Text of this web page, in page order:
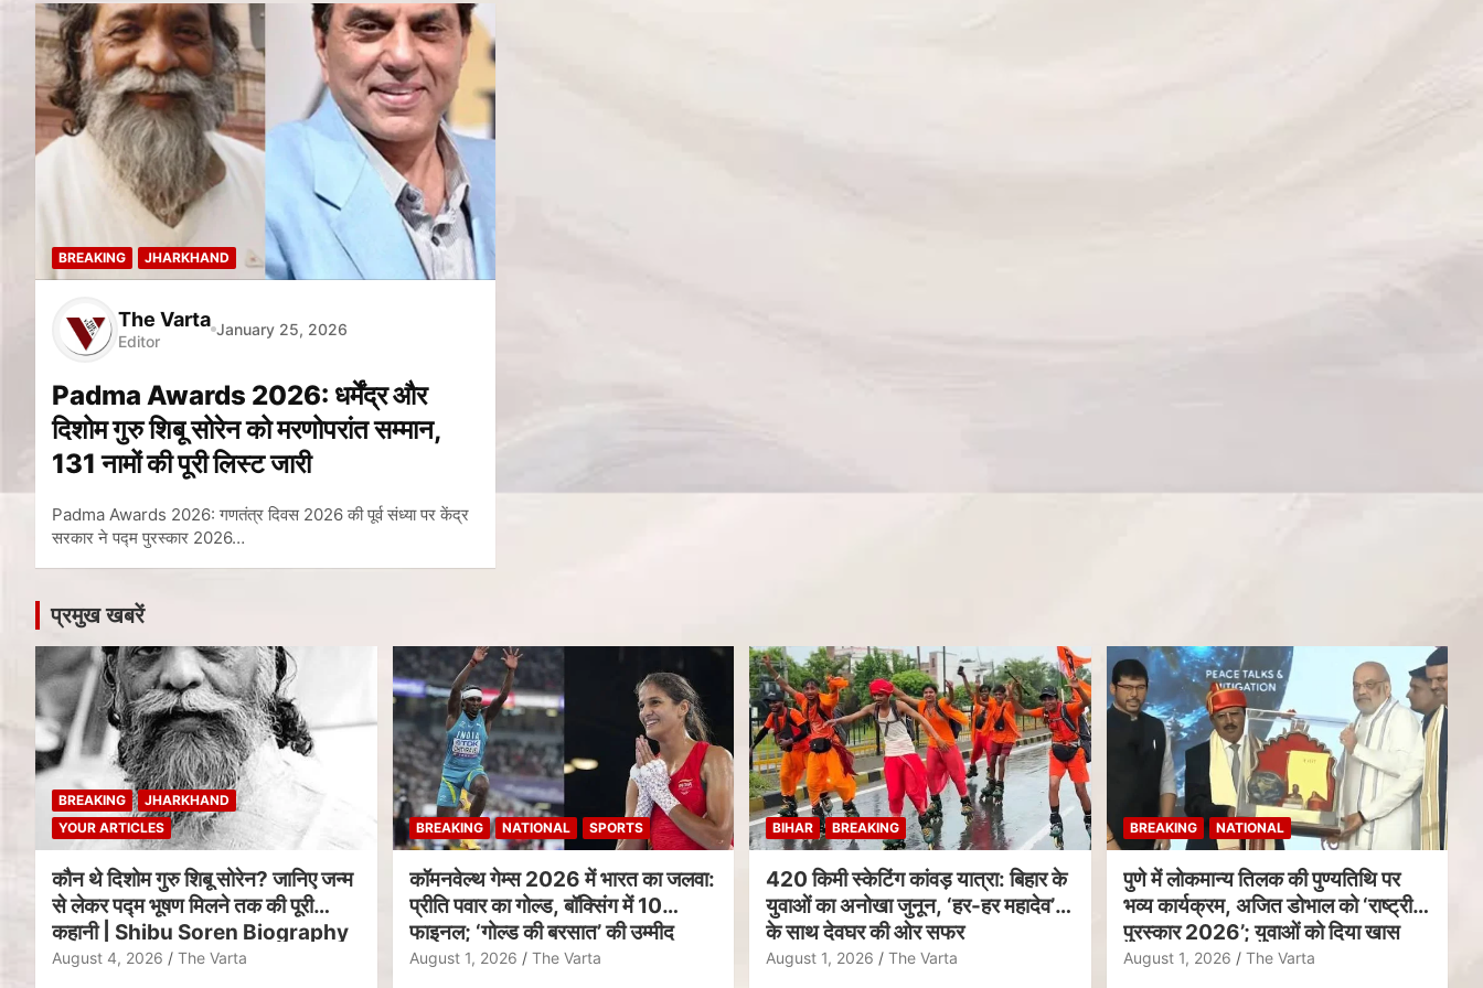
BREAKING JHARKHAND
The Varta
Editor
January 25, 2026
Padma Awards 2026: धर्मेंद्र और
दिशोम गुरु शिबू सोरेन को मरणोपरांत सम्मान,
131 नामों की पूरी लिस्ट जारी
Padma Awards 2026: गणतंत्र दिवस 2026 की पूर्व संध्या पर केंद्र
सरकार ने पद्म पुरस्कार 2026…
प्रमुख खबरें
BREAKING
JHARKHAND
YOUR ARTICLES
कौन थे दिशोम गुरु शिबू सोरेन? जानिए जन्म
से लेकर पद्म भूषण मिलने तक की पूरी
कहानी | Shibu Soren Biography
August 4, 2026 The Varta
BREAKING NATIONAL SPORTS
कॉमनवेल्थ गेम्स 2026 में भारत का जलवा:
प्रीति पवार का गोल्ड, बॉक्सिंग में 10
फाइनल; ‘गोल्ड की बरसात’ की उम्मीद
August 1, 2026 The Varta
BIHAR BREAKING
420 किमी स्केटिंग कांवड़ यात्रा: बिहार के
युवाओं का अनोखा जुनून, ‘हर-हर महादेव’
के साथ देवघर की ओर सफर
August 1, 2026 The Varta
BREAKING NATIONAL
पुणे में लोकमान्य तिलक की पुण्यतिथि पर
भव्य कार्यक्रम, अजित डोभाल को ‘राष्ट्रीय
पुरस्कार 2026’; युवाओं को दिया खास
संदेश
August 1, 2026 The Varta